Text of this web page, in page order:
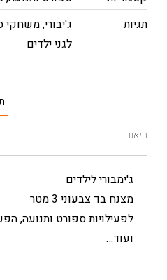
תגיות
ג'יבורי,משחקי
לגני ילדים
תיאור
ג'ימבורי לילדים
מצנח בד צבעוני 3 מטר
לפעילויות ספורט ותנועה,
ועוד…